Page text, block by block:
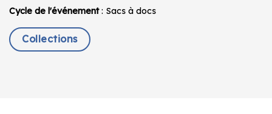
Cycle de l'événement: Sacs à docs
Collections